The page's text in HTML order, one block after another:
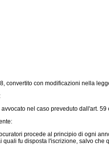
con modificazioni nella
nel caso preveduto dall'art.
procede al principio di ogni
fu disposta l'iscrizione, salvo